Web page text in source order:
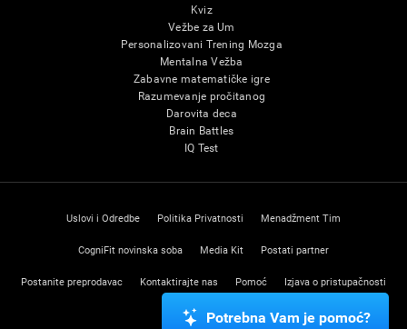
Kviz
Vežbe za Um
Personalizovani Trening Mozga
Mentalna Vežba
Zabavne matematičke igre
Razumevanje pročitanog
Darovita deca
Brain Battles
IQ Test
Uslovi i Odredbe Politika Privatnosti Menadžment Tim
CogniFit novinska soba Media Kit Postati partner
Postanite preprodavac Kontaktirajte nas Pomoć Izjava o pristupačnosti
Centar poverenjaPotrebna Vam je pomoć?